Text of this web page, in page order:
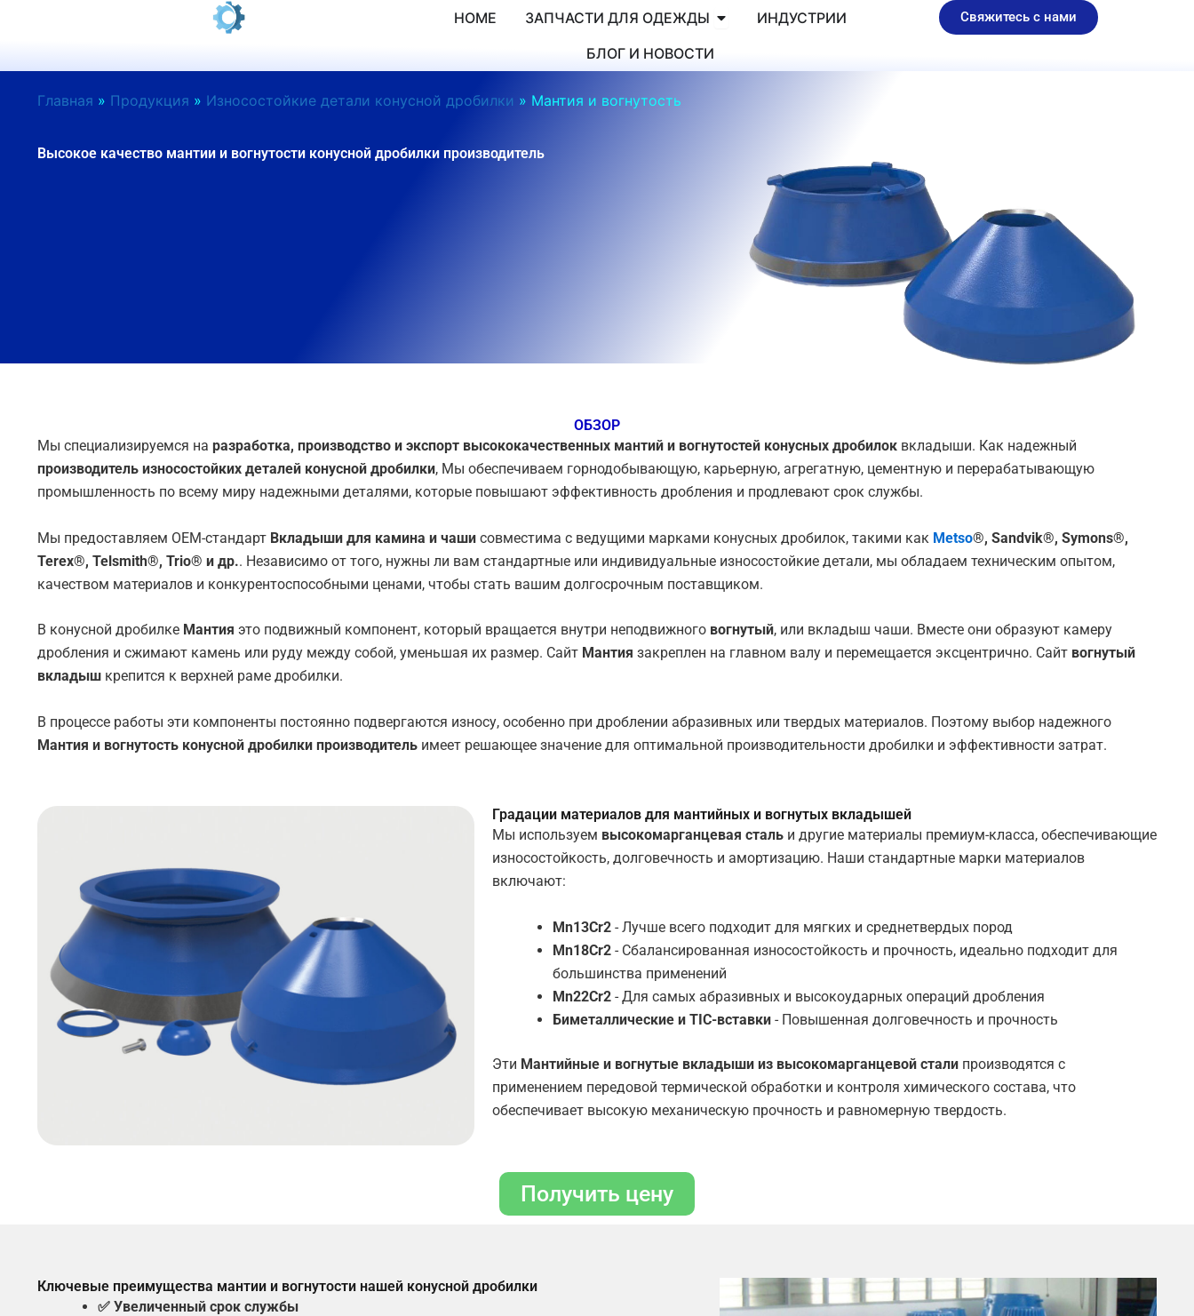
HOME ЗАПЧАСТИ ДЛЯ ОДЕЖДЫ Открытые детали WEAR PARTS
ИНДУСТРИИ
БЛОГ И НОВОСТИ
Свяжитесь с нами
Главная » Продукция » Износостойкие детали конусной дробилки » Мантия и вогнутость
Высокое качество мантии и вогнутости конусной дробилки производитель
ОБЗОР
Мы специализируемся на разработка, производство и экспорт высококачественных мантий и вогнутостей конусных дробилок вкладыши. Как надежный
производитель износостойких деталей конусной дробилки, Мы обеспечиваем горнодобывающую, карьерную, агрегатную, цементную и перерабатывающую
промышленность по всему миру надежными деталями, которые повышают эффективность дробления и продлевают срок службы.
Мы предоставляем OEM-стандарт Вкладыши для камина и чаши совместима с ведущими марками конусных дробилок, такими как Metso®, Sandvik®, Symons®,
Terex®, Telsmith®, Trio® и др.. Независимо от того, нужны ли вам стандартные или индивидуальные износостойкие детали, мы обладаем техническим опытом,
качеством материалов и конкурентоспособными ценами, чтобы стать вашим долгосрочным поставщиком.
В конусной дробилке Мантия это подвижный компонент, который вращается внутри неподвижного вогнутый, или вкладыш чаши. Вместе они образуют камеру
дробления и сжимают камень или руду между собой, уменьшая их размер. Сайт Мантия закреплен на главном валу и перемещается эксцентрично. Сайт вогнутый
вкладыш крепится к верхней раме дробилки.
В процессе работы эти компоненты постоянно подвергаются износу, особенно при дроблении абразивных или твердых материалов. Поэтому выбор надежного
Мантия и вогнутость конусной дробилки производитель имеет решающее значение для оптимальной производительности дробилки и эффективности затрат.
Градации материалов для мантийных и вогнутых вкладышей
Мы используем высокомарганцевая сталь и другие материалы премиум-класса, обеспечивающие
износостойкость, долговечность и амортизацию. Наши стандартные марки материалов
включают:
Mn13Cr2 - Лучше всего подходит для мягких и среднетвердых пород
Mn18Cr2 - Сбалансированная износостойкость и прочность, идеально подходит для
большинства применений
Mn22Cr2 - Для самых абразивных и высокоударных операций дробления
Биметаллические и TIC-вставки - Повышенная долговечность и прочность
Эти Мантийные и вогнутые вкладыши из высокомарганцевой стали производятся с
применением передовой термической обработки и контроля химического состава, что
обеспечивает высокую механическую прочность и равномерную твердость.
Получить цену
Ключевые преимущества мантии и вогнутости нашей конусной дробилки
✅ Увеличенный срок службы